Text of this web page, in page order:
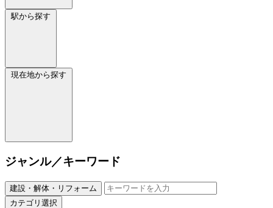
駅から探す
現在地から探す
ジャンル／キーワード
建設・解体・リフォーム
カテゴリ選択